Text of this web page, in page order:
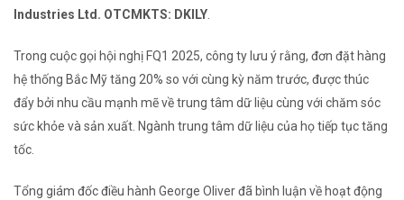
Industries Ltd. OTCMKTS: DKILY.
Trong cuộc gọi hội nghị FQ1 2025, công ty lưu ý rằng, đơn đặt hàng
hệ thống Bắc Mỹ tăng 20% ​​so với cùng kỳ năm trước, được thúc
đẩy bởi nhu cầu mạnh mẽ về trung tâm dữ liệu cùng với chăm sóc
sức khỏe và sản xuất. Ngành trung tâm dữ liệu của họ tiếp tục tăng
tốc.
Tổng giám đốc điều hành George Oliver đã bình luận về hoạt động